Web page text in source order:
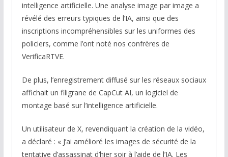
intelligence artificielle. Une analyse image par image a
révélé des erreurs typiques de l’IA, ainsi que des
inscriptions incompréhensibles sur les uniformes des
policiers, comme l’ont noté nos confrères de
VerificaRTVE.
De plus, l’enregistrement diffusé sur les réseaux sociaux
affichait un filigrane de CapCut AI, un logiciel de
montage basé sur l’intelligence artificielle.
Un utilisateur de X, revendiquant la création de la vidéo,
a déclaré : « J’ai amélioré les images de sécurité de la
tentative d’assassinat d’hier soir à l’aide de l’IA. Les